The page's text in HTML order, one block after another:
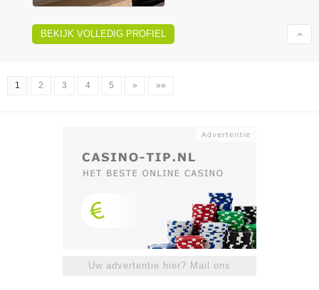
BEKIJK VOLLEDIG PROFIEL
1 2 3 4 5 » »»
Uw advertentie hier? Mail ons